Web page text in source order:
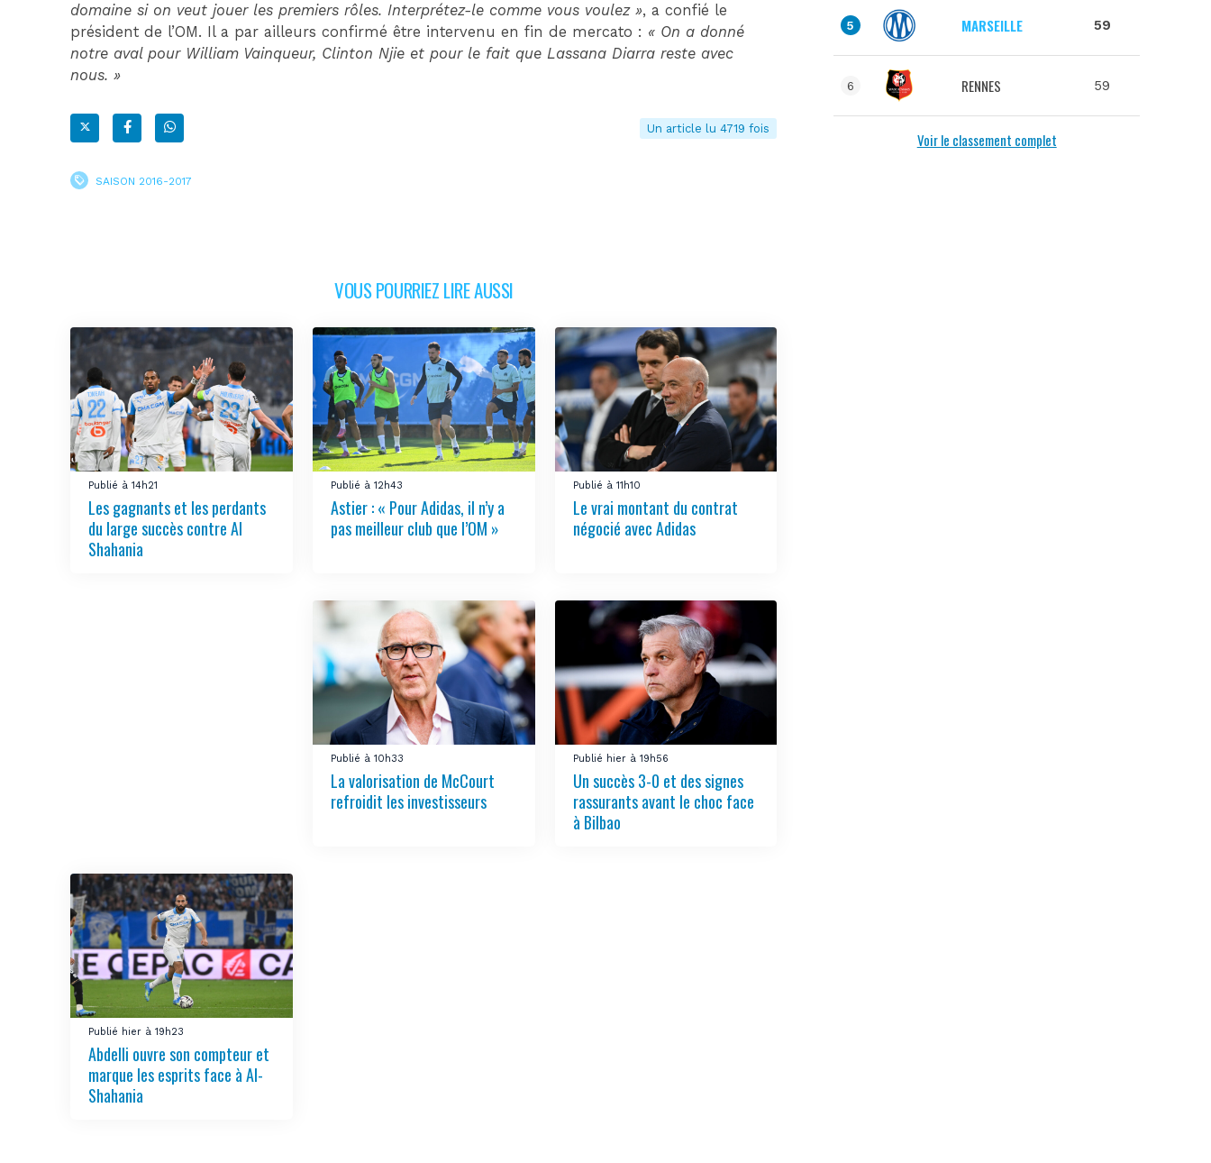
domaine si on veut jouer les premiers rôles. Interprétez-le comme vous voulez », a confié le
président de l’OM. Il a par ailleurs confirmé être intervenu en fin de mercato : « On a donné
notre aval pour William Vainqueur, Clinton Njie et pour le fait que Lassana Diarra reste avec
nous. »
Un article lu 4719 fois
SAISON 2016-2017
VOUS POURRIEZ LIRE AUSSI
Publié à 14h21
Les gagnants et les perdants
du large succès contre Al
Shahania
Publié à 12h43
Astier : « Pour Adidas, il n’y a
pas meilleur club que l’OM »
Publié à 11h10
Le vrai montant du contrat
négocié avec Adidas
Publié à 10h33
La valorisation de McCourt
refroidit les investisseurs
Publié hier à 19h56
Un succès 3-0 et des signes
rassurants avant le choc face
à Bilbao
Publié hier à 19h23
Abdelli ouvre son compteur et
marque les esprits face à Al-
Shahania
5 MARSEILLE 59
6 RENNES 59
Voir le classement complet